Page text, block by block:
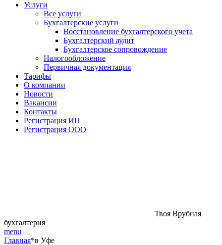
Услуги
Все услуги
Бухгалтерские услуги
Восстановление бухгалтерского учета
Бухгалтерский аудит
Бухгалтерское сопровождение
Налогообложение
Первичная документация
Тарифы
О компании
Новости
Вакансии
Контакты
Регистрация ИП
Регистрация ООО
Твоя Врубная
бухгалтерия
menu
Главная*в Уфе